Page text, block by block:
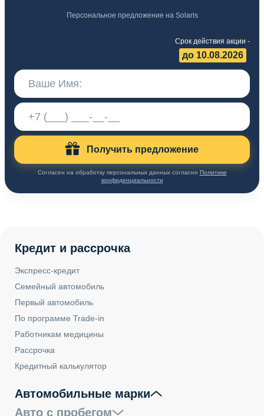
Персональное предложение на Solaris
Срок действия акции -
до 10.08.2026
Получить предложение
Согласен на обработку персональных данных согласно Политике
конфиденциальности
Кредит и рассрочка
Экспресс-кредит
Семейный автомобиль
Первый автомобиль
По программе Trade-in
Работникам медицины
Рассрочка
Кредитный калькулятор
Автомобильные марки
Авто с пробегом